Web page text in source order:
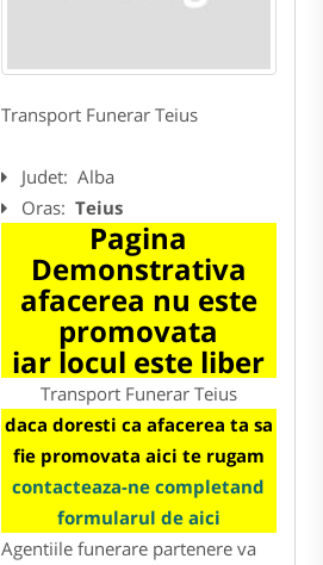
Transport Funerar Teius
Judet: Alba
Oras: Teius
Pagina
Demonstrativa
afacerea nu este
promovata
iar locul este liber
Transport Funerar Teius
daca doresti ca afacerea ta sa
fie promovata aici te rugam
contacteaza-ne completand
formularul de aici
Agentiile funerare partenere va